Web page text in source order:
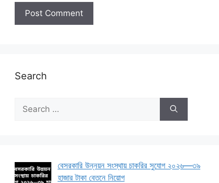
Search
for:
বেসরকারি উন্নয়ন সংস্থায় চাকরির সুযোগ ২০২৬—৩৯
হাজার টাকা বেতনে নিয়োগ